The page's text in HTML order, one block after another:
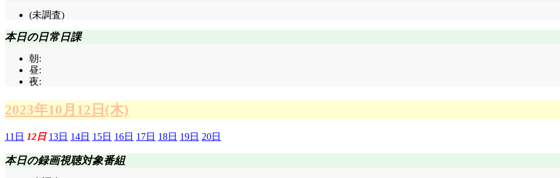
(未調査)
本日の日常日課
朝:
昼:
夜:
2023年10月12日(木)
11日 12日 13日 14日 15日 16日 17日 18日 19日 20日
本日の録画視聴対象番組